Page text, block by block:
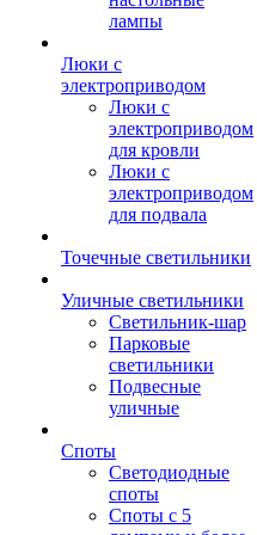
лампы
Люки с
электроприводом
Люки с
электроприводом
для кровли
Люки с
электроприводом
для подвала
Точечные светильники
Уличные светильники
Светильник-шар
Парковые
светильники
Подвесные
уличные
Споты
Светодиодные
споты
Споты с 5